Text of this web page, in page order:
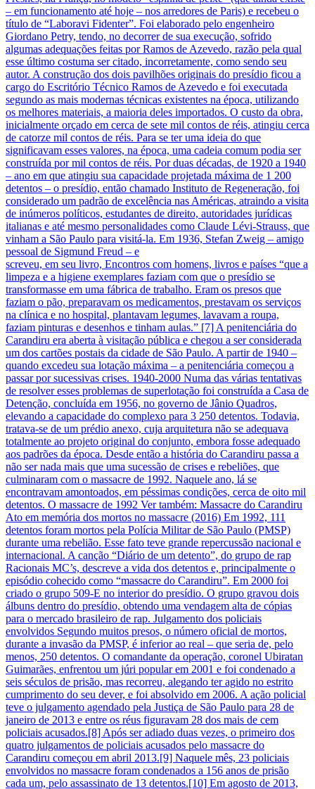
– em funcionamento até hoje – nos arredores de Paris) e recebeu o
título de “Laboravi Fidenter”. Foi elaborado pelo engenheiro
Giordano Petry, tendo, no decorrer de sua execução, sofrido
algumas adequações feitas por Ramos de Azevedo, razão pela qual
esse último costuma ser citado, incorretamente, como sendo seu
autor. A construção dos dois pavilhões originais do presídio ficou a
cargo do Escritório Técnico Ramos de Azevedo e foi executada
segundo as mais modernas técnicas existentes na época, utilizando
os melhores materiais, a maioria deles importados. O custo da obra,
inicialmente orçado em cerca de sete mil contos de réis, atingiu cerca
de catorze mil contos de réis. Para se ter uma ideia do que
significavam esses valores, na época, uma cadeia comum podia ser
construída por mil contos de réis. Por duas décadas, de 1920 a 1940
– ano em que atingiu sua capacidade projetada máxima de 1 200
detentos – o presídio, então chamado Instituto de Regeneração, foi
considerado um padrão de excelência nas Américas, atraindo a visita
de inúmeros políticos, estudantes de direito, autoridades jurídicas
italianas e até mesmo personalidades como Claude Lévi-Strauss, que
vinham a São Paulo para visitá-la. Em 1936, Stefan Zweig – amigo
pessoal de Sigmund Freud – e
screveu, em seu livro, Encontros com homens, livros e países “que a
limpeza e a higiene exemplares faziam com que o presídio se
transformasse em uma fábrica de trabalho. Eram os presos que
faziam o pão, preparavam os medicamentos, prestavam os serviços
na clínica e no hospital, plantavam legumes, lavavam a roupa,
faziam pinturas e desenhos e tinham aulas.” [7] A penitenciária do
Carandiru era aberta à visitação pública e chegou a ser considerada
um dos cartões postais da cidade de São Paulo. A partir de 1940 –
quando excedeu sua lotação máxima – a penitenciária começou a
passar por sucessivas crises. 1940-2000 Numa das várias tentativas
de resolver esses problemas de superlotação foi construída a Casa de
Detenção, concluída em 1956, no governo de Jânio Quadros,
elevando a capacidade do complexo para 3 250 detentos. Todavia,
tratava-se de um prédio anexo, cuja arquitetura não se adequava
totalmente ao projeto original do conjunto, embora fosse adequado
aos padrões da época. Desde então a história do Carandiru passa a
não ser nada mais que uma sucessão de crises e rebeliões, que
culminaram com o massacre de 1992. Naquele ano, lá se
encontravam amontoados, em péssimas condições, cerca de oito mil
detentos. O massacre de 1992 Ver também: Massacre do Carandiru
Ato em memória dos mortos no massacre (2016) Em 1992, 111
detentos foram mortos pela Polícia Militar de São Paulo (PMSP)
durante uma rebelião. Esse fato teve grande repercussão nacional e
internacional. A canção “Diário de um detento”, do grupo de rap
Racionais MC’s, descreve a vida dos detentos e, principalmente o
episódio cohecido como “massacre do Carandiru”. Em 2000 foi
criado o grupo 509-E no interior do presídio. O grupo gravou dois
álbuns dentro do presídio, obtendo uma vendagem alta de cópias
para o mercado brasileiro de rap. Julgamento dos policiais
envolvidos Segundo muitos presos, o número oficial de mortos,
durante a invasão da PMSP, é inferior ao real – que seria de, pelo
menos, 250 detentos. O comandante da operação, coronel Ubiratan
Guimarães, enfrentou um júri popular em 2001 e foi condenado a
seis séculos de prisão, mas recorreu, alegando ter agido no estrito
cumprimento do seu dever, e foi absolvido em 2006. A ação policial
teve o julgamento agendado pela Justiça de São Paulo para 28 de
janeiro de 2013 e entre os réus figuravam 28 dos mais de cem
policiais acusados.[8] Após ser adiado duas vezes, o primeiro dos
quatro julgamentos de policiais acusados pelo massacre do
Carandiru começou em abril 2013.[9] Naquele mês, 23 policiais
envolvidos no massacre foram condenados a 156 anos de prisão
cada um, pelo assassinato de 13 detentos.[10] Em agosto de 2013,